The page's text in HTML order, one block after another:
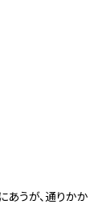
うが、通りかか